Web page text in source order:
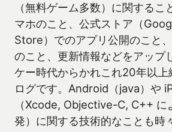
（無料ゲーム多数）に関するこ
マホのこと、公式ストア（
Store）でのアプリ公開のこと
のこと、更新情報などをアップ
ケー時代からかれこれ20年以上
ログです。Android（java）や
（Xcode, Objective-C, C++ に
発）に関する技術的なことも時